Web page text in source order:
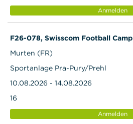
Anmelden
F26-078, Swisscom Football Camp
Murten (FR)
Sportanlage Pra-Pury/Prehl
10.08.2026 - 14.08.2026
16
Anmelden